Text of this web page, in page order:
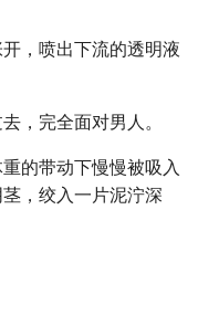
，喷出下流的透明液
，完全面对男人。
的带动下慢慢被吸入
，绞入一片泥泞深